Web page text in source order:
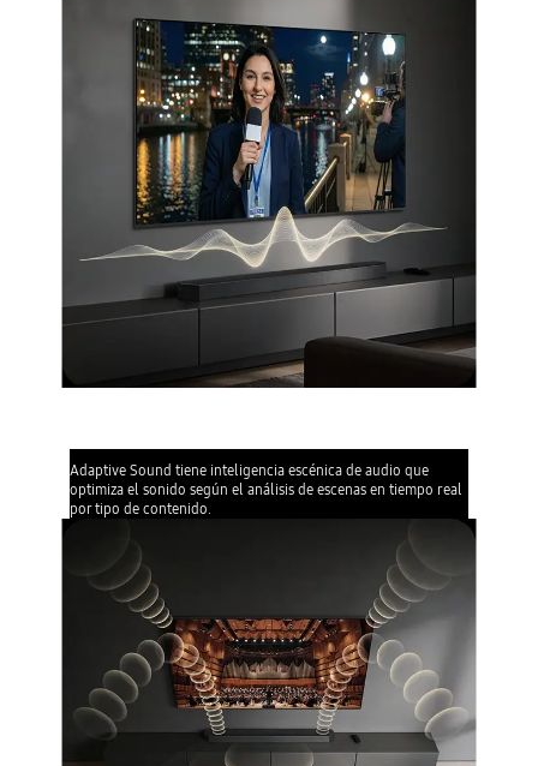
Adaptive Sound tiene inteligencia escénica de audio que
optimiza el sonido según el análisis de escenas en tiempo real
por tipo de contenido.